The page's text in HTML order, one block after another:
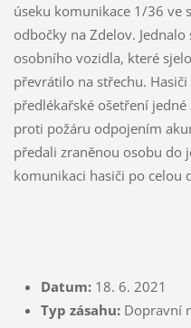
úseku komunikace 1/36 ve
odbočky na Zdelov.
osobního vozidla, které
převrátilo na střechu.
předlékařské ošetření
proti požáru odpojením
předali zraněnou osobu do
komunikaci hasiči po celou
Datum: 18. 6. 2021
Typ zásahu: Dopravní